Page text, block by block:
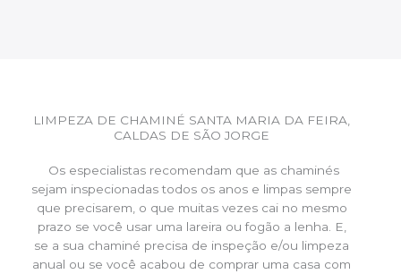
LIMPEZA DE CHAMINÉ SANTA MARIA DA FEIRA,
CALDAS DE SÃO JORGE
Os especialistas recomendam que as chaminés
sejam inspecionadas todos os anos e limpas sempre
que precisarem, o que muitas vezes cai no mesmo
prazo se você usar uma lareira ou fogão a lenha. E,
se a sua chaminé precisa de inspeção e/ou limpeza
anual ou se você acabou de comprar uma casa com